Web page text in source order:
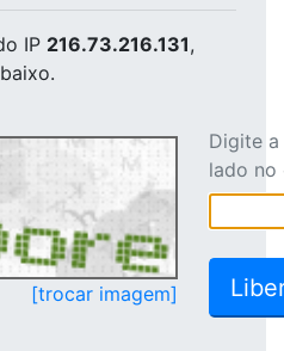
IP 216.73.216.131,
[trocar imagem]
Digite
lado no